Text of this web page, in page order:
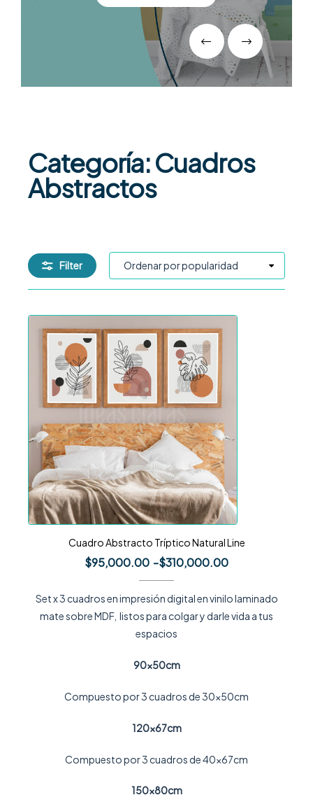
Categoría: Cuadros
Abstractos
Filter
Cuadro Abstracto Tríptico Natural Line
$95,000.00 -$310,000.00
Set x 3 cuadros en impresión digital en vinilo laminado
mate sobre MDF, listos para colgar y darle vida a tus
espacios
90x50cm
Compuesto por 3 cuadros de 30x50cm
120x67cm
Compuesto por 3 cuadros de 40x67cm
150x80cm